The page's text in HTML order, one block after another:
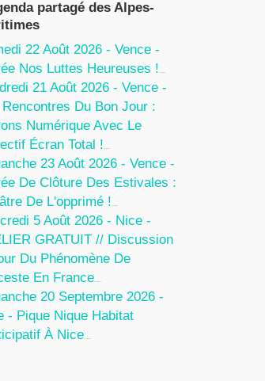
partagé des Alpes-
22 Août 2026 - Vence -
Nos Luttes Heureuses !
21 Août 2026 - Vence -
Rencontres Du Bon Jour :
Numérique Avec Le
Écran Total !
23 Août 2026 - Vence -
De Clôture Des Estivales :
De L'opprimé !
5 Août 2026 - Nice -
GRATUIT // Discussion
Du Phénomène De
En France
20 Septembre 2026 -
- Pique Nique Habitat
À Nice